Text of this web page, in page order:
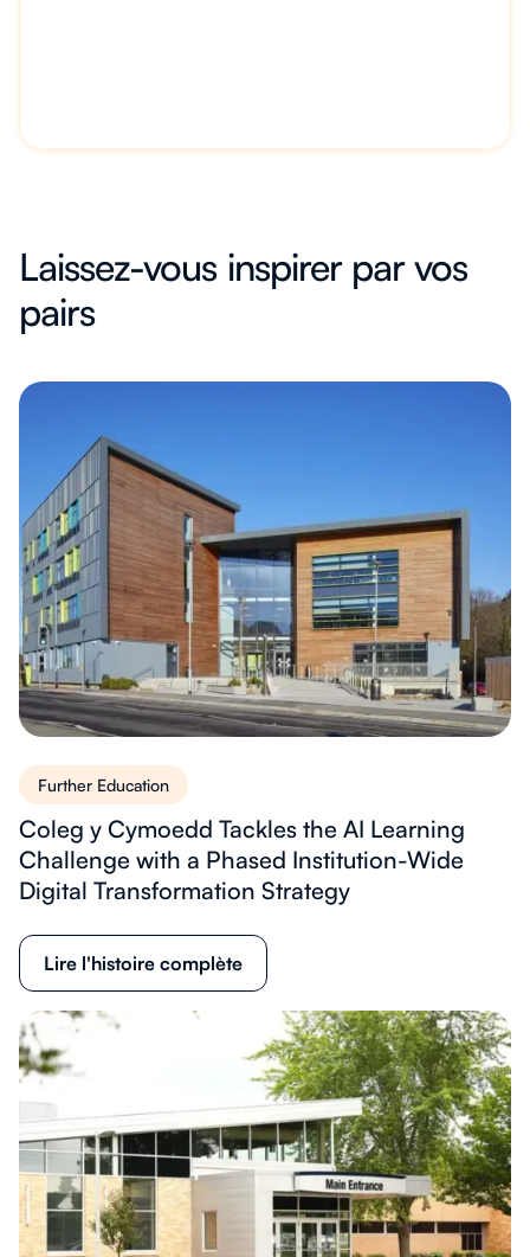
Laissez-vous inspirer par vos
pairs
Further Education
Coleg y Cymoedd Tackles the AI Learning
Challenge with a Phased Institution-Wide
Digital Transformation Strategy
Lire l'histoire complète